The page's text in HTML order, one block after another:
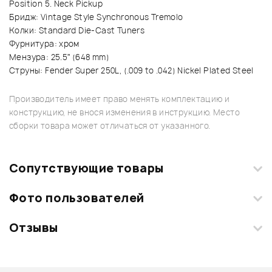
Position 5. Neck Pickup
Бридж: Vintage Style Synchronous Tremolo
Колки: Standard Die-Cast Tuners
Фурнитура: хром
Мензура: 25.5” (648 mm)
Струны: Fender Super 250L, (.009 to .042) Nickel Plated Steel
Производитель имеет право менять комплектацию и
конструкцию, не внося изменения в инструкцию. Место
сборки товара может отличаться от указанного.
Сопутствующие товары
Фото пользователей
Загрузите свои фотографии купленного товара и получите
Отзывы